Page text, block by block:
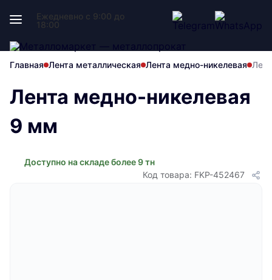
Ежедневно с 9:00 до
18:00
Главная Лента металлическая Лента медно-никелевая
Лента медно-никелевая
9 мм
Доступно на складе более 9 тн
Код товара: FKP-452467